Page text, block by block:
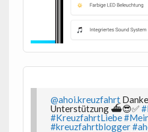
@ahoi.kreuzfahrt
Unterstützung ⛴️😎✅
#KreuzfahrtLiebe
#kreuzfahrtblogger